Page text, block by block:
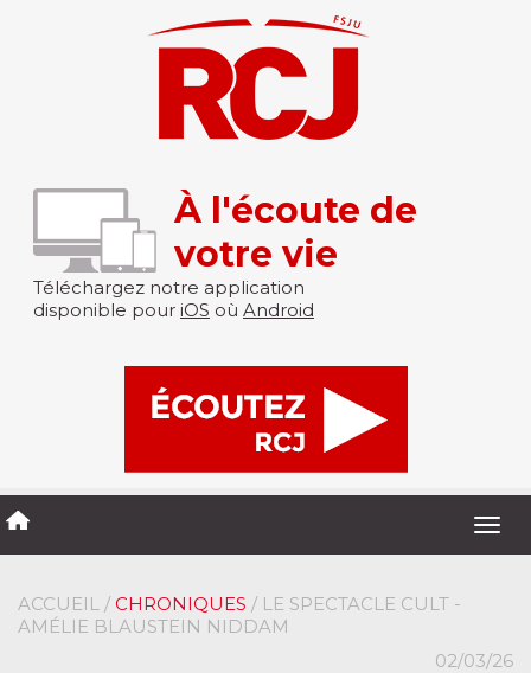
À l'écoute de
votre vie
Téléchargez notre application
disponible pour iOS où Android
ACCUEIL / CHRONIQUES / LE SPECTACLE CULT -
AMÉLIE BLAUSTEIN NIDDAM
02/03/26